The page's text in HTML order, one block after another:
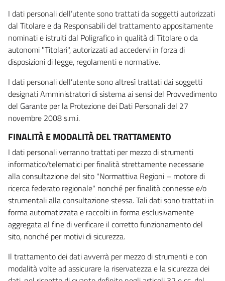
I dati personali dell’utente sono trattati da soggetti autorizzati
dal Titolare e da Responsabili del trattamento appositamente
nominati e istruiti dal Poligrafico in qualità di Titolare o da
autonomi "Titolari", autorizzati ad accedervi in forza di
disposizioni di legge, regolamenti e normative.
I dati personali dell’utente sono altresì trattati dai soggetti
designati Amministratori di sistema ai sensi del Provvedimento
del Garante per la Protezione dei Dati Personali del 27
novembre 2008 s.m.i.
FINALITÀ E MODALITÀ DEL TRATTAMENTO
I dati personali verranno trattati per mezzo di strumenti
informatico/telematici per finalità strettamente necessarie
alla consultazione del sito "Normattiva Regioni – motore di
ricerca federato regionale" nonché per finalità connesse e/o
strumentali alla consultazione stessa. Tali dati sono trattati in
forma automatizzata e raccolti in forma esclusivamente
aggregata al fine di verificare il corretto funzionamento del
sito, nonché per motivi di sicurezza.
Il trattamento dei dati avverrà per mezzo di strumenti e con
modalità volte ad assicurare la riservatezza e la sicurezza dei